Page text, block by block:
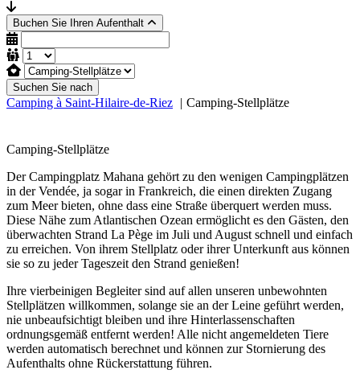
Buchen Sie Ihren Aufenthalt
Suchen Sie nach
Camping à Saint-Hilaire-de-Riez Camping-Stellplätze
Camping-Stellplätze
Der Campingplatz Mahana gehört zu den wenigen Campingplätzen
in der Vendée, ja sogar in Frankreich, die einen direkten Zugang
zum Meer bieten, ohne dass eine Straße überquert werden muss.
Diese Nähe zum Atlantischen Ozean ermöglicht es den Gästen, den
überwachten Strand La Pège im Juli und August schnell und einfach
zu erreichen. Von ihrem Stellplatz oder ihrer Unterkunft aus können
sie so zu jeder Tageszeit den Strand genießen!
Ihre vierbeinigen Begleiter sind auf allen unseren unbewohnten
Stellplätzen willkommen, solange sie an der Leine geführt werden,
nie unbeaufsichtigt bleiben und ihre Hinterlassenschaften
ordnungsgemäß entfernt werden! Alle nicht angemeldeten Tiere
werden automatisch berechnet und können zur Stornierung des
Aufenthalts ohne Rückerstattung führen.